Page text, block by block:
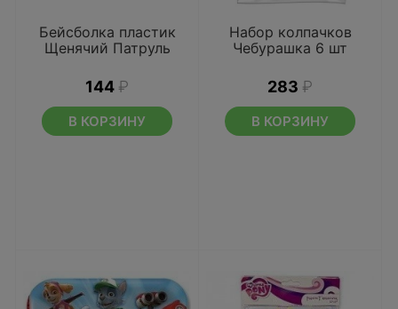
Бейсболка пластик
Щенячий Патруль
144 ₽
В КОРЗИНУ
Набор колпачков
Чебурашка 6 шт
283 ₽
В КОРЗИНУ